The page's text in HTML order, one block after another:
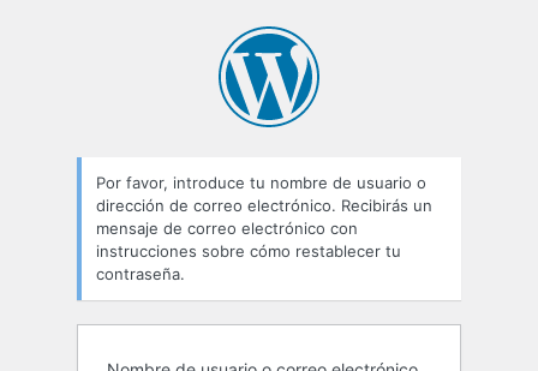
Por favor, introduce tu nombre de usuario o
dirección de correo electrónico. Recibirás un
mensaje de correo electrónico con
instrucciones sobre cómo restablecer tu
contraseña.